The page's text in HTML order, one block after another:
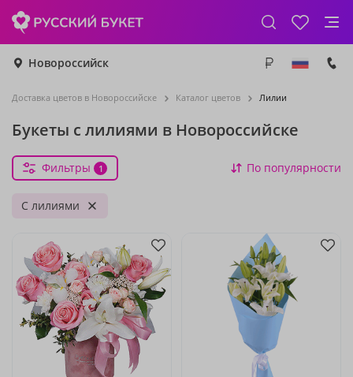
Новороссийск
Доставка цветов в Новороссийске Каталог цветов Лилии
Букеты с лилиями в Новороссийске
Фильтры 1 По популярности
С лилиями